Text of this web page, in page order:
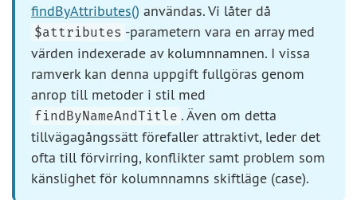
findByAttributes() användas. Vi låter då
$attributes -parametern vara en array med
värden indexerade av kolumnnamnen. I vissa
ramverk kan denna uppgift fullgöras genom
anrop till metoder i stil med
findByNameAndTitle . Även om detta
tillvägagångssätt förefaller attraktivt, leder det
ofta till förvirring, konflikter samt problem som
känslighet för kolumnnamns skiftläge (case).